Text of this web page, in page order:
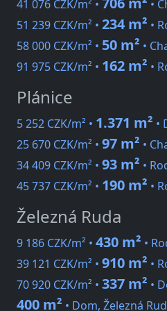
41 076 CZK/m² • •
51 239 CZK/m² • 234 m² •
58 000 CZK/m² • 50 m² •
91 975 CZK/m² • 162 m² •
Plánice
5 252 CZK/m² • 1.371 m² •
25 670 CZK/m² • 97 m² •
34 409 CZK/m² • 93 m² •
45 737 CZK/m² • 190 m² •
Železná Ruda
9 186 CZK/m² • 430 m² •
39 121 CZK/m² • 910 m² •
70 920 CZK/m² • 337 m² •
400 m² • Dom, Železná